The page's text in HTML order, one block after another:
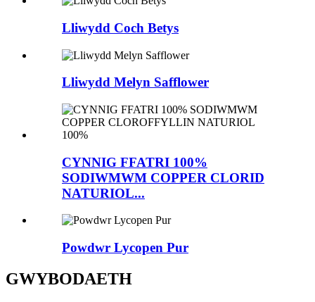
Lliwydd Coch Betys
Lliwydd Melyn Safflower
CYNNIG FFATRI 100%
SODIWMWM COPPER CLORID
NATURIOL...
Powdwr Lycopen Pur
GWYBODAETH